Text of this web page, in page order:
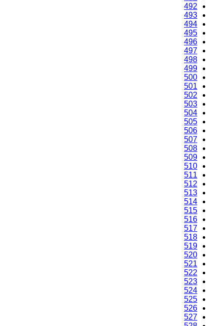
490
491
492
493
494
495
496
497
498
499
500
501
502
503
504
505
506
507
508
509
510
511
512
513
514
515
516
517
518
519
520
521
522
523
524
525